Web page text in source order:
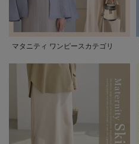
マタニティ ワンピースカテゴリ